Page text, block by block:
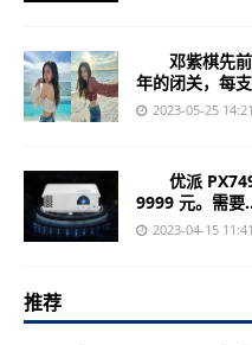
邓紫棋先前
年的闭关，每
2023-05-25
优派
9999 元。需要
2023-04-15
推荐